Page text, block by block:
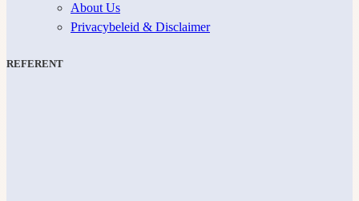
About Us
Privacybeleid & Disclaimer
REFERENT